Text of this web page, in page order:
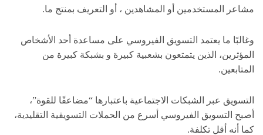
مشاعر المستخدمين أو المشاهدين ، أو التعريف بمنتج ما.
وغالبًا ما يعتمد التسويق الفيروسي على مساعدة أحد الأشخاص
المؤثرين، الذين يتمتعون بشعبية كبيرة و بشبكة كبيرة من
المتابعين.
التسويق عبر الشبكات الاجتماعية باعتبارها “مضاعفًا للقوة”،
أصبح التسويق الفيروسي أسرع من الحملات التسويقية التقليدية،
كما أنه أقل تكلفة.